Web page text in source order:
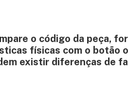
o código da peça,
físicas com o botão
existir diferenças de